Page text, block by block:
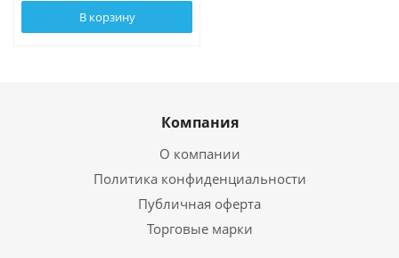
В корзину
Компания
О компании
Политика конфиденциальности
Публичная оферта
Торговые марки